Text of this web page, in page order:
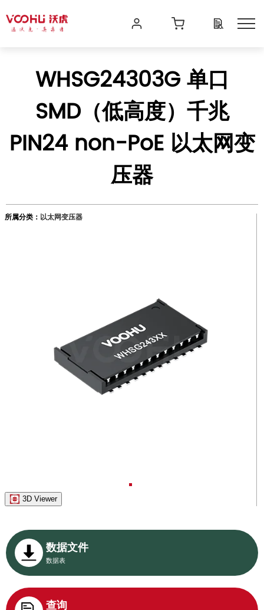
WHSG24303G 单口
SMD（低高度）千兆
PIN24 non-PoE 以太网变
压器
所属分类： 以太网变压器
3D Viewer
数据文件
数据表
查询